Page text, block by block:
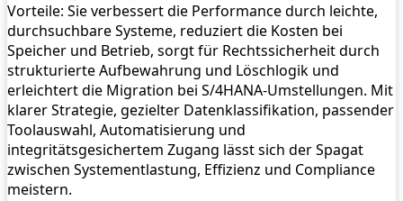
Vorteile: Sie verbessert die Performance durch leichte,
durchsuchbare Systeme, reduziert die Kosten bei
Speicher und Betrieb, sorgt für Rechtssicherheit durch
strukturierte Aufbewahrung und Löschlogik und
erleichtert die Migration bei S/4HANA-Umstellungen. Mit
klarer Strategie, gezielter Datenklassifikation, passender
Toolauswahl, Automatisierung und
integritätsgesichertem Zugang lässt sich der Spagat
zwischen Systementlastung, Effizienz und Compliance
meistern.